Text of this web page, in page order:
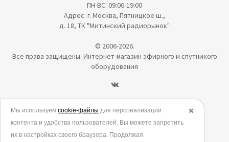
ПН-ВС: 09:00-19:00
Адрес: г. Москва, Пятницкое ш.,
д. 18, ТК "Митинский радиорынок"
© 2006-2026.
Все права защищены. Интернет-магазин эфирного и спутникого
оборудования
Политика в отношении обработки персональных данных
Согласие на обработку персональных данных
✖️
Мы используем cookie-файлы для персонализации
контента и удобства пользователей. Вы можете запретить
их в настройках своего браузера. Продолжая